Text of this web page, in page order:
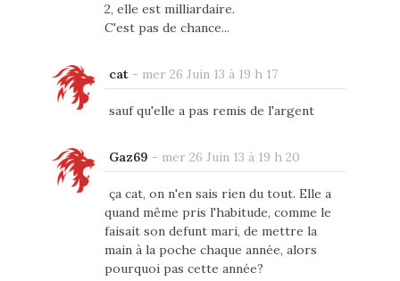
2, elle est milliardaire.
C'est pas de chance...
cat- mer 26 Juin 13 à 19 h 17
sauf qu'elle a pas remis de l'argent
Gaz69 - mer 26 Juin 13 à 19 h 20
ça cat, on n'en sais rien du tout. Elle a
quand même pris l'habitude, comme le
faisait son defunt mari, de mettre la
main à la poche chaque année, alors
pourquoi pas cette année?